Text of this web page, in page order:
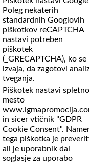
Poleg nekaterih
standardnih Googlovih
piškotkov reCAPTCHA
nastavi potreben
piškotek
(_GRECAPTCHA), ko se
izvaja, da zagotovi
tveganja.
Piškotek nastavi spletno
mesto
in sicer vtičnik "GDPR
Cookie Consent".
tega piškotka je
ali je uporabnik dal
soglasje za uporabo